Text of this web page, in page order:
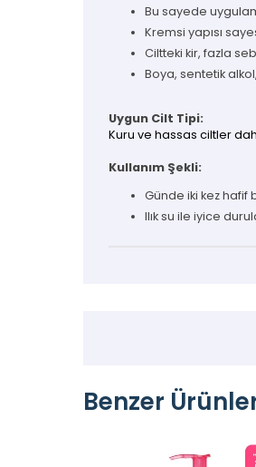
Bu sayede
Kremsi yapısı
Ciltteki kir, fazla
Boya, sentetik
Uygun Cilt Tipi:
Kuru ve hassas ciltler
Kullanım Şekli:
Günde iki kez hafif
​Ilık su ile iyice
Benzer